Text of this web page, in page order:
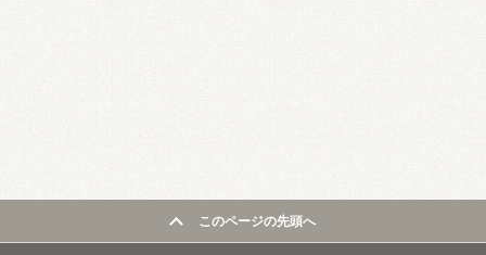
このページの先頭へ